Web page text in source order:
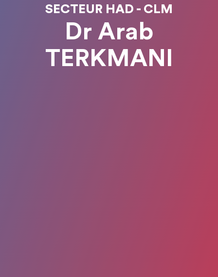
SECTEUR HAD - CLM
Dr Arab
TERKMANI